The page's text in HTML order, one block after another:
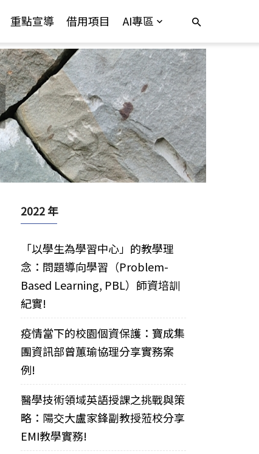
重點宣導 借用項目 AI專區
2022 年
「以學生為學習中心」的教學理
念：問題導向學習（Problem-
Based Learning, PBL）師資培訓
紀實!
疫情當下的校園個資保護：寶成集
團資訊部曾蕙瑜協理分享實務案
例!
醫學技術領域英語授課之挑戰與策
略：陽交大盧家鋒副教授蒞校分享
EMI教學實務!